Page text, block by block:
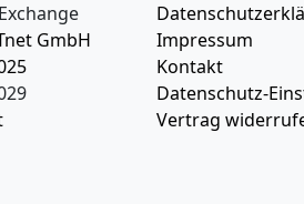
GmbH
Impressum
Kontakt
Datenschutz-
Vertrag